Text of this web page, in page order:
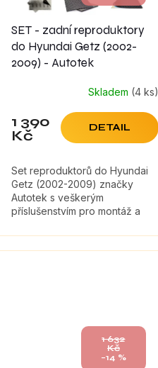
SET - zadní reproduktory
do Hyundai Getz (2002-
2009) - Autotek
Skladem (4 ks)
1 390
Kč
DETAIL
Set reproduktorů do Hyundai
Getz (2002-2009) značky
Autotek s veškerým
příslušenstvím pro montáž a
maximálně zefektivní zvuk
reproduktorů.
1 632
Kč
–14 %